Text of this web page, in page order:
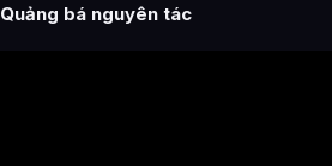
Quảng bá nguyên tác